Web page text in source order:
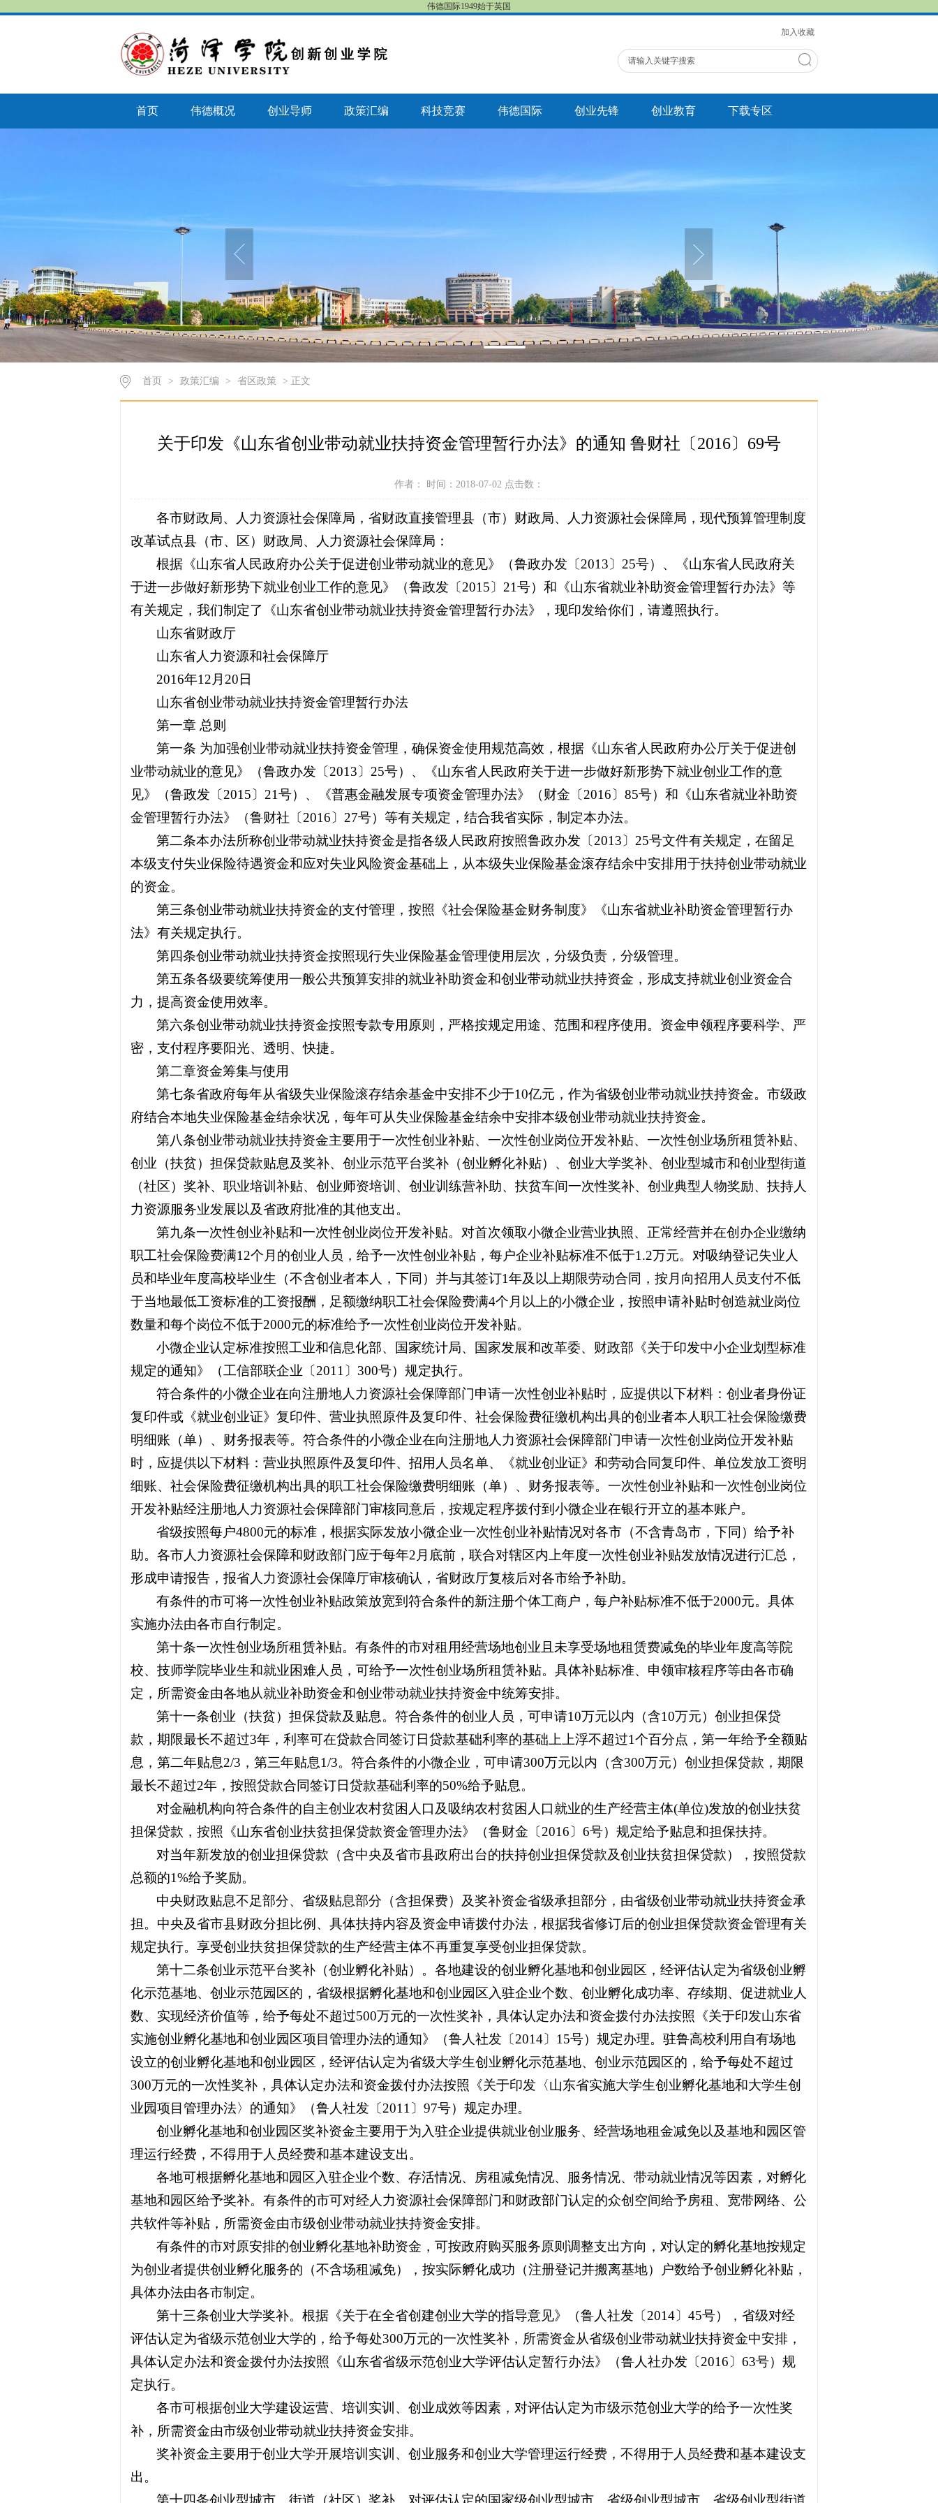
伟德国际1949始于英国
加入收藏
首页 伟德概况 创业导师 政策汇编 科技竞赛 伟德国际 创业先锋 创业教育 下载专区
首页 > 政策汇编 > 省区政策 > 正文
关于印发《山东省创业带动就业扶持资金管理暂行办法》的通知 鲁财社〔2016〕69号
作者： 时间：2018-07-02 点击数：
各市财政局、人力资源社会保障局，省财政直接管理县（市）财政局、人力资源社会保障局，现代预算管理制度
改革试点县（市、区）财政局、人力资源社会保障局：
根据《山东省人民政府办公关于促进创业带动就业的意见》（鲁政办发〔2013〕25号）、《山东省人民政府关
于进一步做好新形势下就业创业工作的意见》（鲁政发〔2015〕21号）和《山东省就业补助资金管理暂行办法》等
有关规定，我们制定了《山东省创业带动就业扶持资金管理暂行办法》，现印发给你们，请遵照执行。
山东省财政厅
山东省人力资源和社会保障厅
2016年12月20日
山东省创业带动就业扶持资金管理暂行办法
第一章 总则
第一条 为加强创业带动就业扶持资金管理，确保资金使用规范高效，根据《山东省人民政府办公厅关于促进创
业带动就业的意见》（鲁政办发〔2013〕25号）、《山东省人民政府关于进一步做好新形势下就业创业工作的意
见》（鲁政发〔2015〕21号）、《普惠金融发展专项资金管理办法》（财金〔2016〕85号）和《山东省就业补助资
金管理暂行办法》（鲁财社〔2016〕27号）等有关规定，结合我省实际，制定本办法。
第二条本办法所称创业带动就业扶持资金是指各级人民政府按照鲁政办发〔2013〕25号文件有关规定，在留足
本级支付失业保险待遇资金和应对失业风险资金基础上，从本级失业保险基金滚存结余中安排用于扶持创业带动就业
的资金。
第三条创业带动就业扶持资金的支付管理，按照《社会保险基金财务制度》《山东省就业补助资金管理暂行办
法》有关规定执行。
第四条创业带动就业扶持资金按照现行失业保险基金管理使用层次，分级负责，分级管理。
第五条各级要统筹使用一般公共预算安排的就业补助资金和创业带动就业扶持资金，形成支持就业创业资金合
力，提高资金使用效率。
第六条创业带动就业扶持资金按照专款专用原则，严格按规定用途、范围和程序使用。资金申领程序要科学、严
密，支付程序要阳光、透明、快捷。
第二章资金筹集与使用
第七条省政府每年从省级失业保险滚存结余基金中安排不少于10亿元，作为省级创业带动就业扶持资金。市级政
府结合本地失业保险基金结余状况，每年可从失业保险基金结余中安排本级创业带动就业扶持资金。
第八条创业带动就业扶持资金主要用于一次性创业补贴、一次性创业岗位开发补贴、一次性创业场所租赁补贴、
创业（扶贫）担保贷款贴息及奖补、创业示范平台奖补（创业孵化补贴）、创业大学奖补、创业型城市和创业型街道
（社区）奖补、职业培训补贴、创业师资培训、创业训练营补助、扶贫车间一次性奖补、创业典型人物奖励、扶持人
力资源服务业发展以及省政府批准的其他支出。
第九条一次性创业补贴和一次性创业岗位开发补贴。对首次领取小微企业营业执照、正常经营并在创办企业缴纳
职工社会保险费满12个月的创业人员，给予一次性创业补贴，每户企业补贴标准不低于1.2万元。对吸纳登记失业人
员和毕业年度高校毕业生（不含创业者本人，下同）并与其签订1年及以上期限劳动合同，按月向招用人员支付不低
于当地最低工资标准的工资报酬，足额缴纳职工社会保险费满4个月以上的小微企业，按照申请补贴时创造就业岗位
数量和每个岗位不低于2000元的标准给予一次性创业岗位开发补贴。
小微企业认定标准按照工业和信息化部、国家统计局、国家发展和改革委、财政部《关于印发中小企业划型标准
规定的通知》（工信部联企业〔2011〕300号）规定执行。
符合条件的小微企业在向注册地人力资源社会保障部门申请一次性创业补贴时，应提供以下材料：创业者身份证
复印件或《就业创业证》复印件、营业执照原件及复印件、社会保险费征缴机构出具的创业者本人职工社会保险缴费
明细账（单）、财务报表等。符合条件的小微企业在向注册地人力资源社会保障部门申请一次性创业岗位开发补贴
时，应提供以下材料：营业执照原件及复印件、招用人员名单、《就业创业证》和劳动合同复印件、单位发放工资明
细账、社会保险费征缴机构出具的职工社会保险缴费明细账（单）、财务报表等。一次性创业补贴和一次性创业岗位
开发补贴经注册地人力资源社会保障部门审核同意后，按规定程序拨付到小微企业在银行开立的基本账户。
省级按照每户4800元的标准，根据实际发放小微企业一次性创业补贴情况对各市（不含青岛市，下同）给予补
助。各市人力资源社会保障和财政部门应于每年2月底前，联合对辖区内上年度一次性创业补贴发放情况进行汇总，
形成申请报告，报省人力资源社会保障厅审核确认，省财政厅复核后对各市给予补助。
有条件的市可将一次性创业补贴政策放宽到符合条件的新注册个体工商户，每户补贴标准不低于2000元。具体
实施办法由各市自行制定。
第十条一次性创业场所租赁补贴。有条件的市对租用经营场地创业且未享受场地租赁费减免的毕业年度高等院
校、技师学院毕业生和就业困难人员，可给予一次性创业场所租赁补贴。具体补贴标准、申领审核程序等由各市确
定，所需资金由各地从就业补助资金和创业带动就业扶持资金中统筹安排。
第十一条创业（扶贫）担保贷款及贴息。符合条件的创业人员，可申请10万元以内（含10万元）创业担保贷
款，期限最长不超过3年，利率可在贷款合同签订日贷款基础利率的基础上上浮不超过1个百分点，第一年给予全额贴
息，第二年贴息2/3，第三年贴息1/3。符合条件的小微企业，可申请300万元以内（含300万元）创业担保贷款，期限
最长不超过2年，按照贷款合同签订日贷款基础利率的50%给予贴息。
对金融机构向符合条件的自主创业农村贫困人口及吸纳农村贫困人口就业的生产经营主体(单位)发放的创业扶贫
担保贷款，按照《山东省创业扶贫担保贷款资金管理办法》（鲁财金〔2016〕6号）规定给予贴息和担保扶持。
对当年新发放的创业担保贷款（含中央及省市县政府出台的扶持创业担保贷款及创业扶贫担保贷款），按照贷款
总额的1%给予奖励。
中央财政贴息不足部分、省级贴息部分（含担保费）及奖补资金省级承担部分，由省级创业带动就业扶持资金承
担。中央及省市县财政分担比例、具体扶持内容及资金申请拨付办法，根据我省修订后的创业担保贷款资金管理有关
规定执行。享受创业扶贫担保贷款的生产经营主体不再重复享受创业担保贷款。
第十二条创业示范平台奖补（创业孵化补贴）。各地建设的创业孵化基地和创业园区，经评估认定为省级创业孵
化示范基地、创业示范园区的，省级根据孵化基地和创业园区入驻企业个数、创业孵化成功率、存续期、促进就业人
数、实现经济价值等，给予每处不超过500万元的一次性奖补，具体认定办法和资金拨付办法按照《关于印发山东省
实施创业孵化基地和创业园区项目管理办法的通知》（鲁人社发〔2014〕15号）规定办理。驻鲁高校利用自有场地
设立的创业孵化基地和创业园区，经评估认定为省级大学生创业孵化示范基地、创业示范园区的，给予每处不超过
300万元的一次性奖补，具体认定办法和资金拨付办法按照《关于印发〈山东省实施大学生创业孵化基地和大学生创
业园项目管理办法〉的通知》（鲁人社发〔2011〕97号）规定办理。
创业孵化基地和创业园区奖补资金主要用于为入驻企业提供就业创业服务、经营场地租金减免以及基地和园区管
理运行经费，不得用于人员经费和基本建设支出。
各地可根据孵化基地和园区入驻企业个数、存活情况、房租减免情况、服务情况、带动就业情况等因素，对孵化
基地和园区给予奖补。有条件的市可对经人力资源社会保障部门和财政部门认定的众创空间给予房租、宽带网络、公
共软件等补贴，所需资金由市级创业带动就业扶持资金安排。
有条件的市对原安排的创业孵化基地补助资金，可按政府购买服务原则调整支出方向，对认定的孵化基地按规定
为创业者提供创业孵化服务的（不含场租减免），按实际孵化成功（注册登记并搬离基地）户数给予创业孵化补贴，
具体办法由各市制定。
第十三条创业大学奖补。根据《关于在全省创建创业大学的指导意见》（鲁人社发〔2014〕45号），省级对经
评估认定为省级示范创业大学的，给予每处300万元的一次性奖补，所需资金从省级创业带动就业扶持资金中安排，
具体认定办法和资金拨付办法按照《山东省省级示范创业大学评估认定暂行办法》（鲁人社办发〔2016〕63号）规
定执行。
各市可根据创业大学建设运营、培训实训、创业成效等因素，对评估认定为市级示范创业大学的给予一次性奖
补，所需资金由市级创业带动就业扶持资金安排。
奖补资金主要用于创业大学开展培训实训、创业服务和创业大学管理运行经费，不得用于人员经费和基本建设支
出。
第十四条创业型城市、街道（社区）奖补。对评估认定的国家级创业型城市、省级创业型城市、省级创业型街道